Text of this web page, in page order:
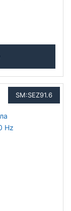
SM:SEZ91.6